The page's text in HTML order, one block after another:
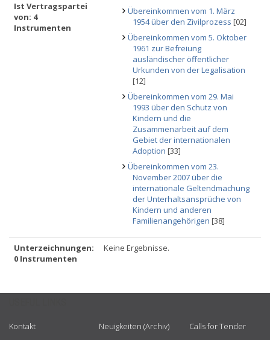
Ist Vertragspartei
von: 4
Instrumenten
Übereinkommen vom 1. März
1954 über den Zivilprozess [02]
Übereinkommen vom 5. Oktober
1961 zur Befreiung
ausländischer öffentlicher
Urkunden von der Legalisation
[12]
Übereinkommen vom 29. Mai
1993 über den Schutz von
Kindern und die
Zusammenarbeit auf dem
Gebiet der internationalen
Adoption [33]
Übereinkommen vom 23.
November 2007 über die
internationale Geltendmachung
der Unterhaltsansprüche von
Kindern und anderen
Familienangehörigen [38]
Unterzeichnungen:
0 Instrumenten
Keine Ergebnisse.
Kontakt
Neuigkeiten (Archiv)
Calls for Tender